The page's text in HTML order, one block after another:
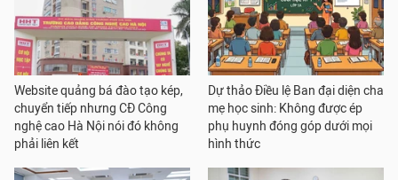
Website quảng bá đào tạo kép,
chuyển tiếp nhưng CĐ Công
nghệ cao Hà Nội nói đó không
phải liên kết
Dự thảo Điều lệ Ban đại diện cha
mẹ học sinh: Không được ép
phụ huynh đóng góp dưới mọi
hình thức